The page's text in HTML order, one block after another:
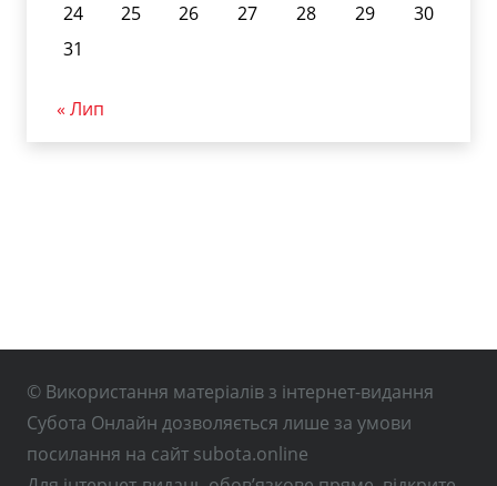
24
25 26 27 28 29
30
31
« Лип
© Використання матеріалів з інтернет-видання
Субота Онлайн дозволяється лише за умови
посилання на сайт subota.online